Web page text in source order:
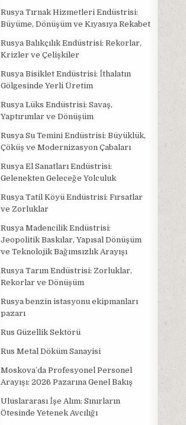
Rusya Tırnak Hizmetleri Endüstrisi:
Büyüme, Dönüşüm ve Kıyasıya Rekabet
Rusya Balıkçılık Endüstrisi: Rekorlar,
Krizler ve Çelişkiler
Rusya Bisiklet Endüstrisi: İthalatın
Gölgesinde Yerli Üretim
Rusya Lüks Endüstrisi: Savaş,
Yaptırımlar ve Dönüşüm
Rusya Su Temini Endüstrisi: Büyüklük,
Çöküş ve Modernizasyon Çabaları
Rusya El Sanatları Endüstrisi:
Gelenekten Geleceğe Yolculuk
Rusya Tatil Köyü Endüstrisi: Fırsatlar
ve Zorluklar
Rusya Madencilik Endüstrisi:
Jeopolitik Baskılar, Yapısal Dönüşüm
ve Teknolojik Bağımsızlık Arayışı
Rusya Tarım Endüstrisi: Zorluklar,
Rekorlar ve Dönüşüm
Rusya benzin istasyonu ekipmanları
pazarı
Rus Güzellik Sektörü
Rus Metal Döküm Sanayisi
Moskova’da Profesyonel Personel
Arayışı: 2026 Pazarına Genel Bakış
Uluslararası İşe Alım: Sınırların
Ötesinde Yetenek Avcılığı